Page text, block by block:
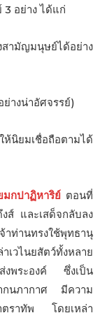
3 อย่าง ได้แก่
ามัญมนุษย์ได้อย่าง
างน่าอัศจรรย์)
ห้นิยมเชื่อถือตามได้
มกปาฏิหาริย์ ตอนที่
ส์ และเสด็จกลับลง
าท่านทรงใช้พุทธานุ
วไนยสัตว์ทั้งหลาย
ส่งพระองค์ ซึ่งเป็น
ากนภากาศ มีความ
าตราทัพ โดยเหล่า